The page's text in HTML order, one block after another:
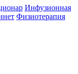
Инфузионная
Физиотерапия